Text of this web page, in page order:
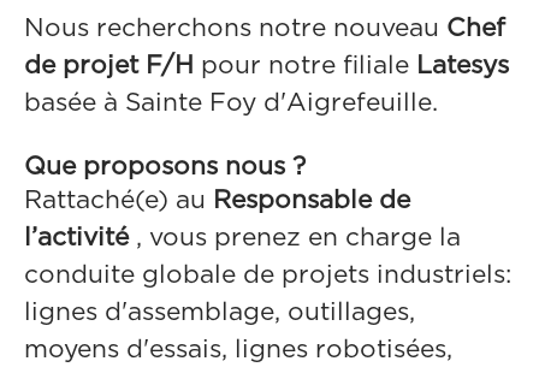
Nous recherchons notre nouveau Chef
de projet F/H pour notre filiale Latesys
basée à Sainte Foy d'Aigrefeuille.
Que proposons nous ?
Rattaché(e) au Responsable de
l’activité , vous prenez en charge la
conduite globale de projets industriels:
lignes d'assemblage, outillages,
moyens d'essais, lignes robotisées,